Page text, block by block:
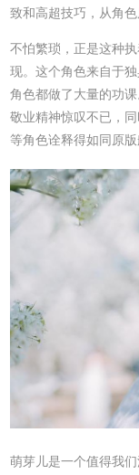
致和高超技巧，从角
不怕繁琐，正是这种
现。这个角色来自于
角色都做了大量的功
敬业精神惊叹不已，
等角色诠释得如同原版
萌芽儿是一个值得我